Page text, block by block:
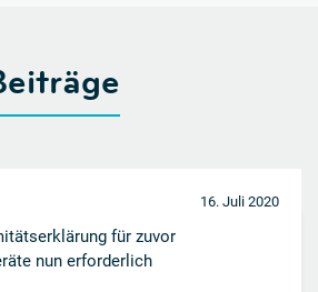
16. Juli 2020
für zuvor
nun erforderlich